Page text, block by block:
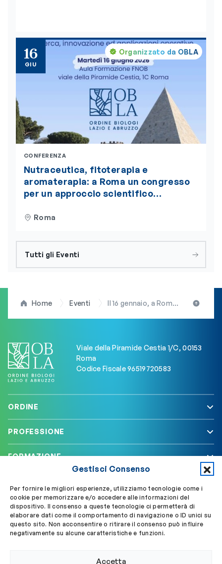
Gestisci Consenso
Per fornire le migliori esperienze, utilizziamo tecnologie come i
cookie per memorizzare e/o accedere alle informazioni del
dispositivo. Il consenso a queste tecnologie ci permetterà di
elaborare dati come il comportamento di navigazione o ID unici su
questo sito. Non acconsentire o ritirare il consenso può influire
negativamente su alcune caratteristiche e funzioni.
Accetta
Organizzato da OBLA
16
GIU
CONFERENZA
Nutraceutica, fitoterapia e
aromaterapia: a Roma un congresso
per un approccio scientifico
Roma
Tutti gli Eventi
Home Eventi Il 16 gennaio, a Roma, il convegno “Dieta e PMA: dalle evidenze scientifiche alla pratica clinica”
Viale della Piramide Cestia 1/C, 00153
Roma
Codice Fiscale 96519720583
ORDINE
PROFESSIONE
FORMAZIONE
Segui OBLA su Accedi a My OBLA